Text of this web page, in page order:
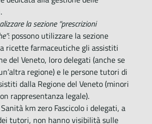
la sezione “prescrizioni
: possono utilizzare la sezione
ricette farmaceutiche gli assistiti
del Veneto, loro delegati (anche se
regione) e le persone tutori di
dalla Regione del Veneto (minori
rappresentanza legale).
km zero Fascicolo i delegati, a
tutori, non hanno visibilità sulle